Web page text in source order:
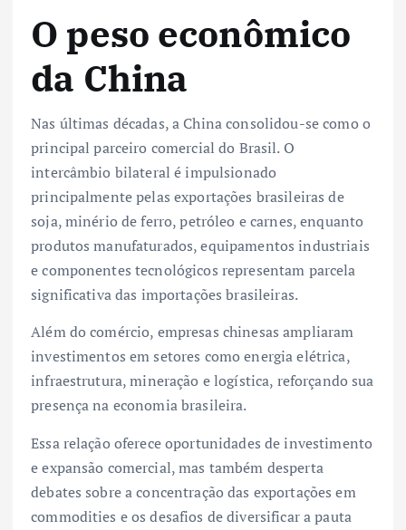
O peso econômico
da China
Nas últimas décadas, a China consolidou-se como o
principal parceiro comercial do Brasil. O
intercâmbio bilateral é impulsionado
principalmente pelas exportações brasileiras de
soja, minério de ferro, petróleo e carnes, enquanto
produtos manufaturados, equipamentos industriais
e componentes tecnológicos representam parcela
significativa das importações brasileiras.
Além do comércio, empresas chinesas ampliaram
investimentos em setores como energia elétrica,
infraestrutura, mineração e logística, reforçando sua
presença na economia brasileira.
Essa relação oferece oportunidades de investimento
e expansão comercial, mas também desperta
debates sobre a concentração das exportações em
commodities e os desafios de diversificar a pauta